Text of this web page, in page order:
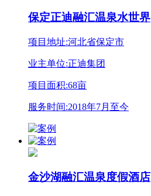
保定正迪融汇温泉水世界
项目地址:河北省保定市
业主单位:正迪集团
项目面积:68亩
服务时间:2018年7月至今
金沙湖融汇温泉度假酒店